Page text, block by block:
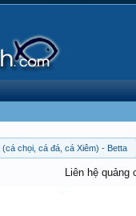
(cá chọi, cá đá, cá Xiêm) - Betta
Liên hệ quảng